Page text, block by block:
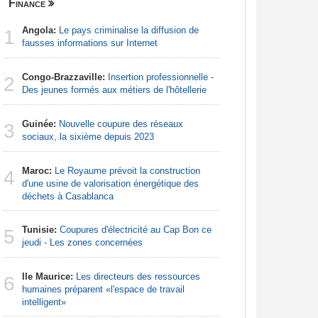
Finance
1 Angola: Le pays criminalise la diffusion de
fausses informations sur Internet
2 Congo-Brazzaville: Insertion professionnelle -
Des jeunes formés aux métiers de l'hôtellerie
3 Guinée: Nouvelle coupure des réseaux
sociaux, la sixième depuis 2023
4 Maroc: Le Royaume prévoit la construction
d'une usine de valorisation énergétique des
déchets à Casablanca
5 Tunisie: Coupures d'électricité au Cap Bon ce
jeudi - Les zones concernées
6 Ile Maurice: Les directeurs des ressources
humaines préparent «l'espace de travail
intelligent»